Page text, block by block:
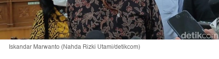
Iskandar Marwanto (Nahda Rizki Utami/detikcom)